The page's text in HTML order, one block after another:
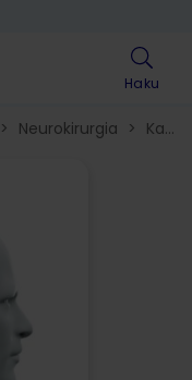
Haku
> Neurokirurgia >